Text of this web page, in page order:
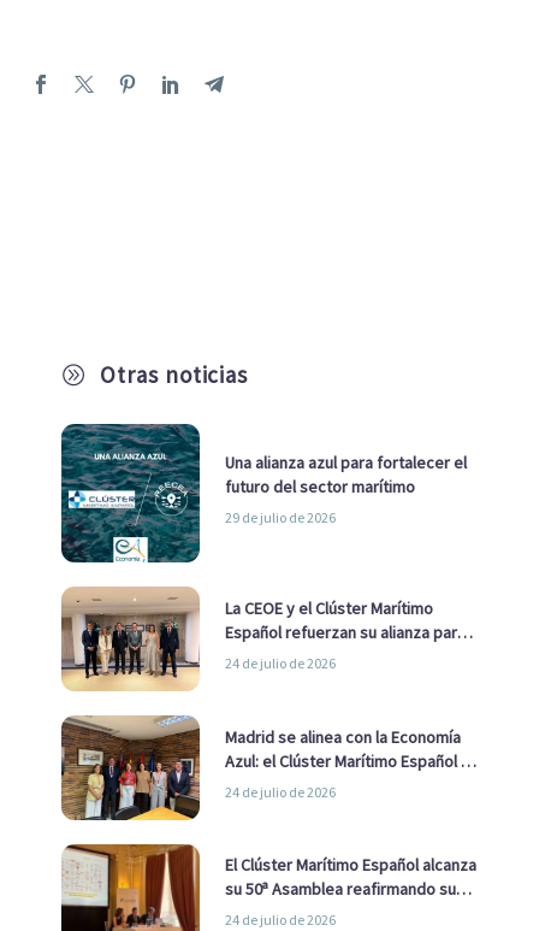
A Otras noticias
Una alianza azul para fortalecer el
futuro del sector marítimo
29 de julio de 2026
La CEOE y el Clúster Marítimo
Español refuerzan su alianza para
impulsar una estrategia Nacional
24 de julio de 2026
Madrid se alinea con la Economía
Azul: el Clúster Marítimo Español y
la Real Liga Naval avanzan alianzas
24 de julio de 2026
El Clúster Marítimo Español alcanza
su 50ª Asamblea reafirmando su
liderazgo en la Economía Azul
24 de julio de 2026